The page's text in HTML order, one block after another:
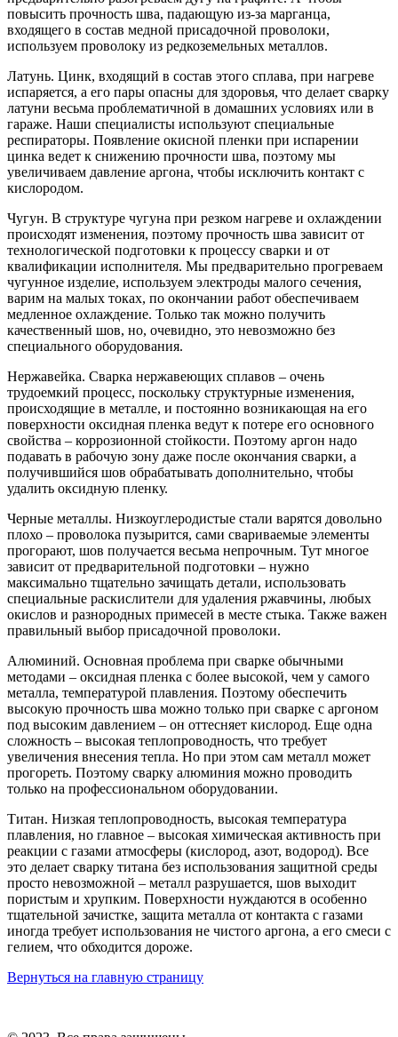
повысить прочность шва, падающую из-за марганца,
входящего в состав медной присадочной проволоки,
используем проволоку из редкоземельных металлов.
Латунь. Цинк, входящий в состав этого сплава, при нагреве
испаряется, а его пары опасны для здоровья, что делает сварку
латуни весьма проблематичной в домашних условиях или в
гараже. Наши специалисты используют специальные
респираторы. Появление окисной пленки при испарении
цинка ведет к снижению прочности шва, поэтому мы
увеличиваем давление аргона, чтобы исключить контакт с
кислородом.
Чугун. В структуре чугуна при резком нагреве и охлаждении
происходят изменения, поэтому прочность шва зависит от
технологической подготовки к процессу сварки и от
квалификации исполнителя. Мы предварительно прогреваем
чугунное изделие, используем электроды малого сечения,
варим на малых токах, по окончании работ обеспечиваем
медленное охлаждение. Только так можно получить
качественный шов, но, очевидно, это невозможно без
специального оборудования.
Нержавейка. Сварка нержавеющих сплавов – очень
трудоемкий процесс, поскольку структурные изменения,
происходящие в металле, и постоянно возникающая на его
поверхности оксидная пленка ведут к потере его основного
свойства – коррозионной стойкости. Поэтому аргон надо
подавать в рабочую зону даже после окончания сварки, а
получившийся шов обрабатывать дополнительно, чтобы
удалить оксидную пленку.
Черные металлы. Низкоуглеродистые стали варятся довольно
плохо – проволока пузырится, сами свариваемые элементы
прогорают, шов получается весьма непрочным. Тут многое
зависит от предварительной подготовки – нужно
максимально тщательно зачищать детали, использовать
специальные раскислители для удаления ржавчины, любых
окислов и разнородных примесей в месте стыка. Также важен
правильный выбор присадочной проволоки.
Алюминий. Основная проблема при сварке обычными
методами – оксидная пленка с более высокой, чем у самого
металла, температурой плавления. Поэтому обеспечить
высокую прочность шва можно только при сварке с аргоном
под высоким давлением – он оттесняет кислород. Еще одна
сложность – высокая теплопроводность, что требует
увеличения внесения тепла. Но при этом сам металл может
прогореть. Поэтому сварку алюминия можно проводить
только на профессиональном оборудовании.
Титан. Низкая теплопроводность, высокая температура
плавления, но главное – высокая химическая активность при
реакции с газами атмосферы (кислород, азот, водород). Все
это делает сварку титана без использования защитной среды
просто невозможной – металл разрушается, шов выходит
пористым и хрупким. Поверхности нуждаются в особенно
тщательной зачистке, защита металла от контакта с газами
иногда требует использования не чистого аргона, а его смеси с
гелием, что обходится дороже.
Вернуться на главную страницу